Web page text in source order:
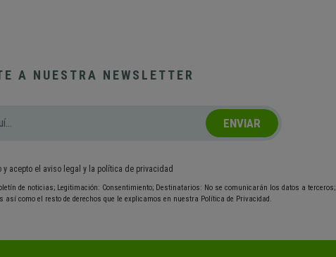
A NUESTRA NEWSLETTER
ENVIAR
y acepto el aviso legal y la política de privacidad
de noticias; Legitimación: Consentimiento; Destinatarios: No se comunicarán los datos a terceros;
como el resto de derechos que le explicamos en nuestra Política de Privacidad.